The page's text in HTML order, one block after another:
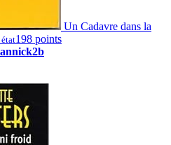
Un Cadavre dans la
198 points
annick2b